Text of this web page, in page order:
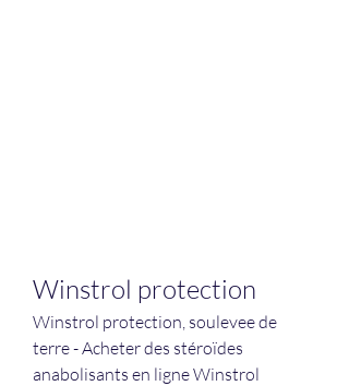
Winstrol protection
Winstrol protection, soulevee de
terre - Acheter des stéroïdes
anabolisants en ligne Winstrol